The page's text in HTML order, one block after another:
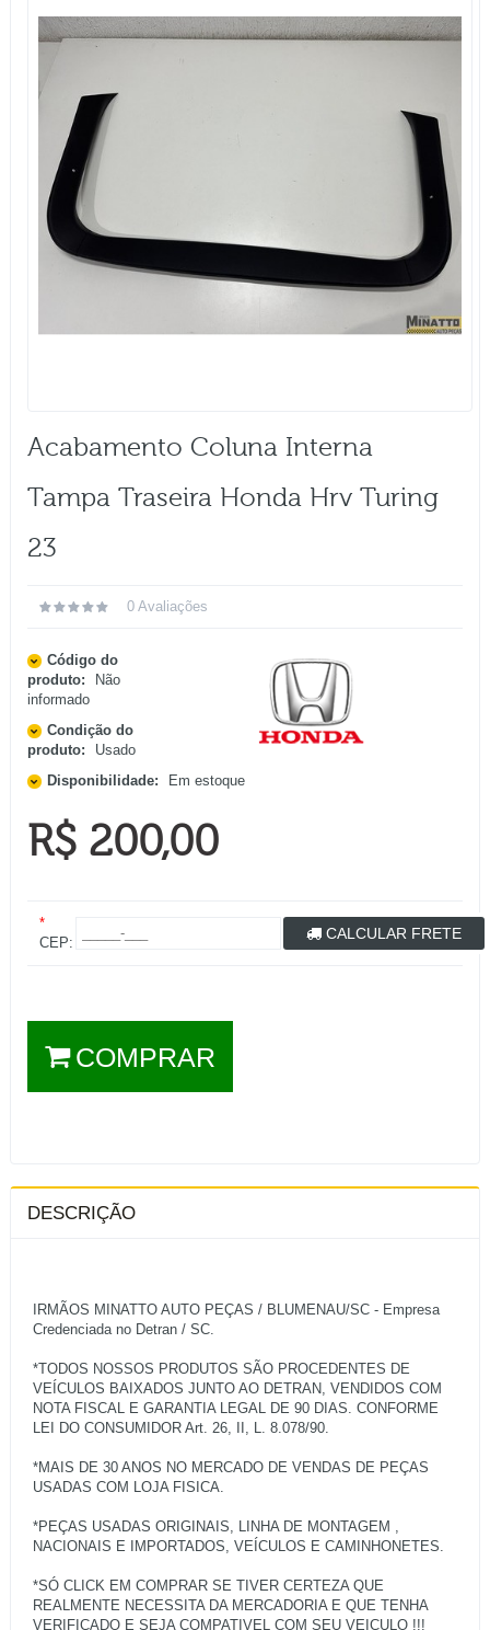
Acabamento Coluna Interna
Tampa Traseira Honda Hrv Turing
23
0 Avaliações
Código do
produto:
Não
informado
Condição do
produto:
Usado
Disponibilidade:
Em estoque
R$ 200,00
*
CEP:
CALCULAR FRETE
COMPRAR
DESCRIÇÃO
IRMÃOS MINATTO AUTO PEÇAS / BLUMENAU/SC - Empresa
Credenciada no Detran / SC.
*TODOS NOSSOS PRODUTOS SÃO PROCEDENTES DE
VEÍCULOS BAIXADOS JUNTO AO DETRAN, VENDIDOS COM
NOTA FISCAL E GARANTIA LEGAL DE 90 DIAS. CONFORME
LEI DO CONSUMIDOR Art. 26, II, L. 8.078/90.
*MAIS DE 30 ANOS NO MERCADO DE VENDAS DE PEÇAS
USADAS COM LOJA FISICA.
*PEÇAS USADAS ORIGINAIS, LINHA DE MONTAGEM ,
NACIONAIS E IMPORTADOS, VEÍCULOS E CAMINHONETES.
*SÓ CLICK EM COMPRAR SE TIVER CERTEZA QUE
REALMENTE NECESSITA DA MERCADORIA E QUE TENHA
VERIFICADO E SEJA COMPATIVEL COM SEU VEICULO !!!